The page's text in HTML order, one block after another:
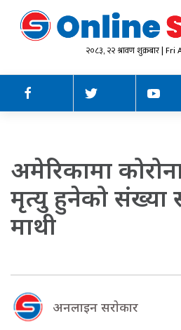
२०८३, २२ श्रावण शुक्रबार |
अमेरिकामा
मृत्यु हुनेको संख्या
माथी
अनलाइन सराेकार